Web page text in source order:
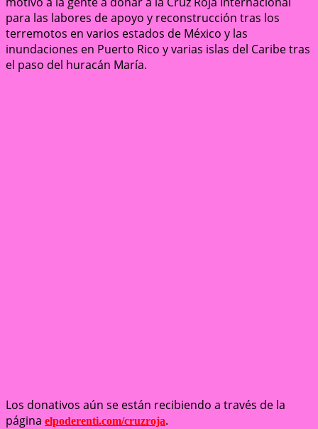
para las labores de apoyo y reconstrucción tras los
terremotos en varios estados de México y las
inundaciones en Puerto Rico y varias islas del Caribe tras
el paso del huracán María.
Los donativos aún se están recibiendo a través de la
página elpoderenti.com/cruzroja.